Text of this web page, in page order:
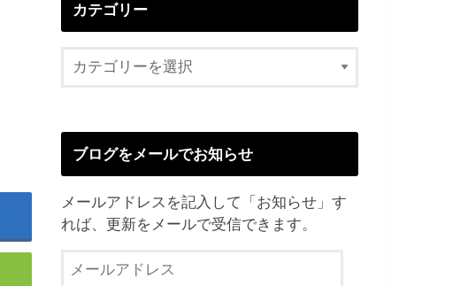
カテゴリー
ブログをメールでお知らせ
メールアドレスを記入して「お知らせ」す
れば、更新をメールで受信できます。